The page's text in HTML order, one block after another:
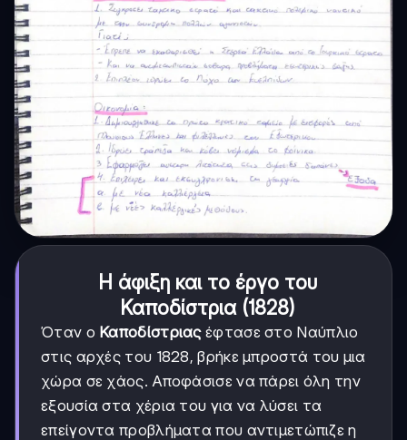
Η άφιξη και το έργο του
Καποδίστρια (1828)
Όταν ο Καποδίστριαςέφτασε στο Ναύπλιο
στις αρχές του 1828, βρήκε μπροστά του μια
χώρα σε χάος. Αποφάσισε να πάρει όλη την
εξουσία στα χέρια του για να λύσει τα
επείγοντα προβλήματα που αντιμετώπιζε η